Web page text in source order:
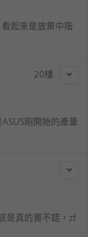
起來是放棄中階
20
剛開始的產量
是真的賣不錯，zf